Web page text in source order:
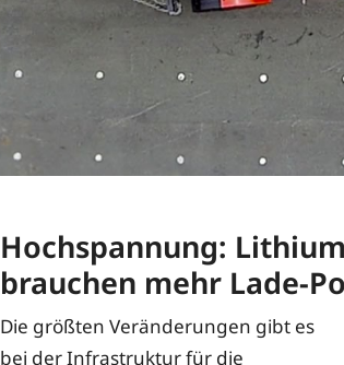
Hochspannung:
brauchen mehr Lade-
Die größten Veränderungen gibt es
bei der Infrastruktur für die